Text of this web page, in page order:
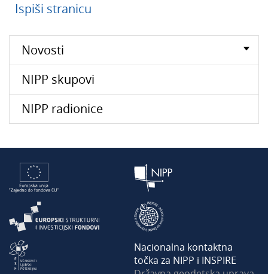
Ispiši stranicu
Novosti
NIPP skupovi
NIPP radionice
Nacionalna kontaktna
točka za NIPP i INSPIRE